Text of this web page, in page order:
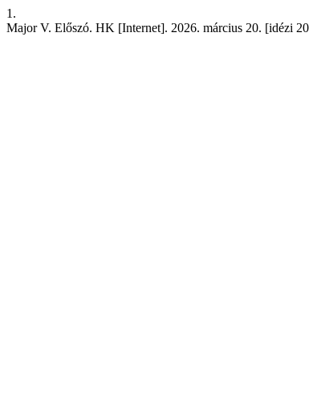
1.
Major V. Előszó. HK [Internet]. 2026. március 20. [idézi